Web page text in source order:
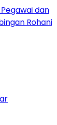
dan
Rohani